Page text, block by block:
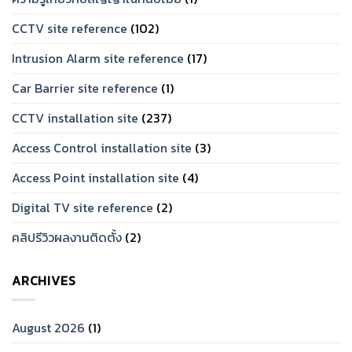
CCTV site reference (102)
Intrusion Alarm site reference (17)
Car Barrier site reference (1)
CCTV installation site (237)
Access Control installation site (3)
Access Point installation site (4)
Digital TV site reference (2)
คลิปรีวิวผลงานติดตั้ง (2)
ARCHIVES
August 2026 (1)